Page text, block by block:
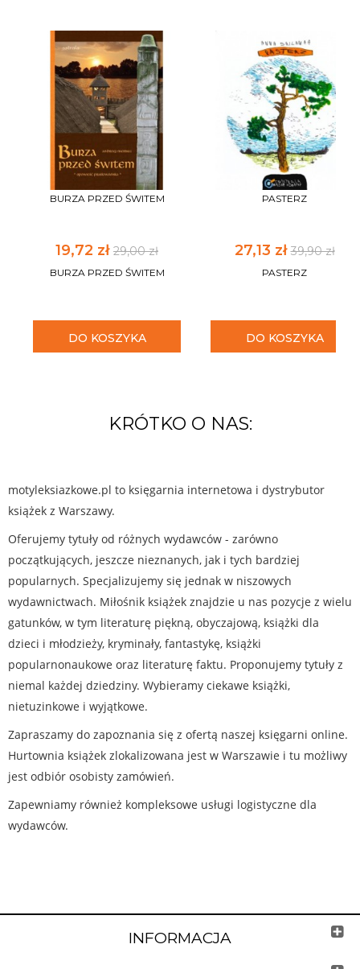
BURZA PRZED ŚWITEM
19,72 zł 29,00 zł
BURZA PRZED ŚWITEM
DO KOSZYKA
PASTERZ
27,13 zł39,90 zł
PASTERZ
DO KOSZYKA
KRÓTKO O NAS:
motyleksiazkowe.pl to księgarnia internetowa i dystrybutor
książek z Warszawy.
Oferujemy tytuły od różnych wydawców - zarówno
początkujących, jeszcze nieznanych, jak i tych bardziej
popularnych. Specjalizujemy się jednak w niszowych
wydawnictwach. Miłośnik książek znajdzie u nas pozycje z wielu
gatunków, w tym literaturę piękną, obyczajową, książki dla
dzieci i młodzieży, kryminały, fantastykę, książki
popularnonaukowe oraz literaturę faktu. Proponujemy tytuły z
niemal każdej dziedziny. Wybieramy ciekawe książki,
nietuzinkowe i wyjątkowe.
Zapraszamy do zapoznania się z ofertą naszej księgarni online.
Hurtownia książek zlokalizowana jest w Warszawie i tu możliwy
jest odbiór osobisty zamówień.
Zapewniamy również kompleksowe usługi logistyczne dla
wydawców.
INFORMACJA